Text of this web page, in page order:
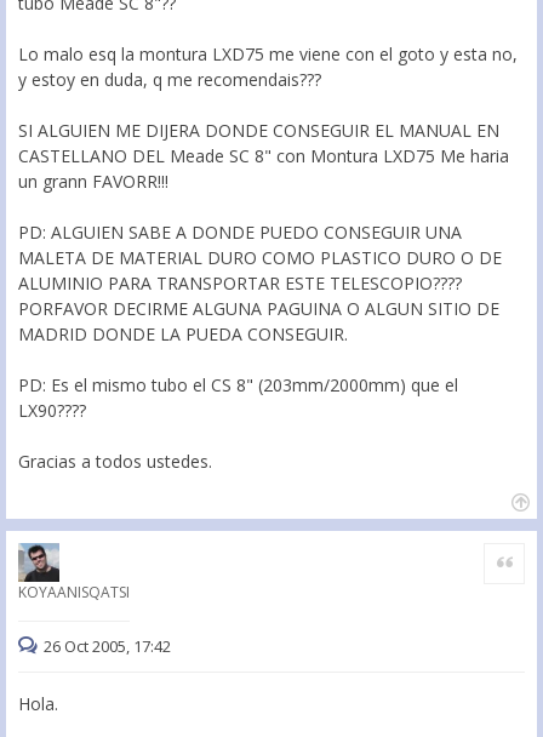
Lo malo esq la montura LXD75 me viene con el goto y esta no,
y estoy en duda, q me recomendais???
SI ALGUIEN ME DIJERA DONDE CONSEGUIR EL MANUAL EN
CASTELLANO DEL Meade SC 8" con Montura LXD75 Me haria
un grann FAVORR!!!
PD: ALGUIEN SABE A DONDE PUEDO CONSEGUIR UNA
MALETA DE MATERIAL DURO COMO PLASTICO DURO O DE
ALUMINIO PARA TRANSPORTAR ESTE TELESCOPIO????
PORFAVOR DECIRME ALGUNA PAGUINA O ALGUN SITIO DE
MADRID DONDE LA PUEDA CONSEGUIR.
PD: Es el mismo tubo el CS 8" (203mm/2000mm) que el
LX90????
Gracias a todos ustedes.
KOYAANISQATSI
Citar
26 Oct 2005, 17:42
Hola.